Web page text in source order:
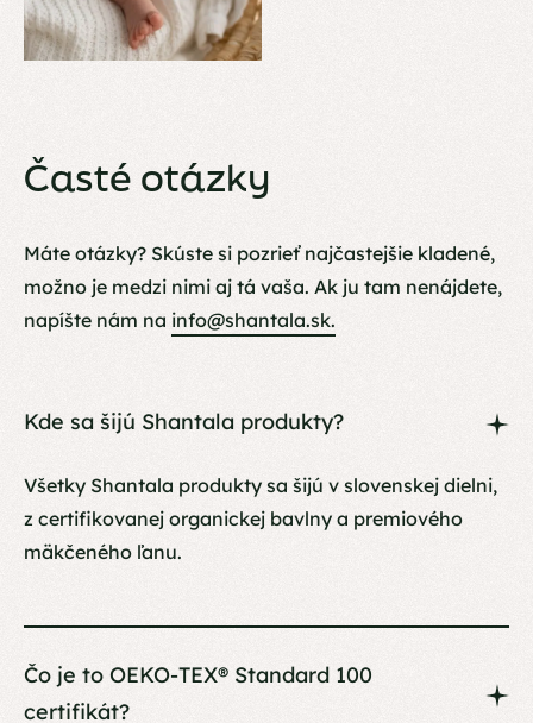
Časté otázky
Máte otázky? Skúste si pozrieť najčastejšie kladené,
možno je medzi nimi aj tá vaša. Ak ju tam nenájdete,
napíšte nám na info@shantala.sk.
Kde sa šijú Shantala produkty?
Všetky Shantala produkty sa šijú v slovenskej dielni,
z certifikovanej organickej bavlny a premiového
mäkčeného ľanu.
Čo je to OEKO-TEX® Standard 100
certifikát?